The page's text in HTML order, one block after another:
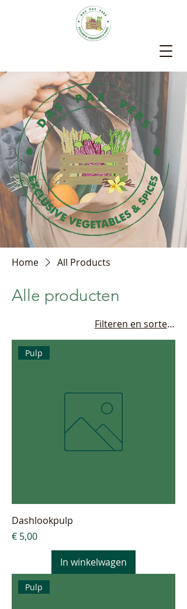
Home All Products
Alle producten
Filteren en sorteren
Pulp
Dashlookpulp
Prijs
€ 5,00
In winkelwagen
Pulp